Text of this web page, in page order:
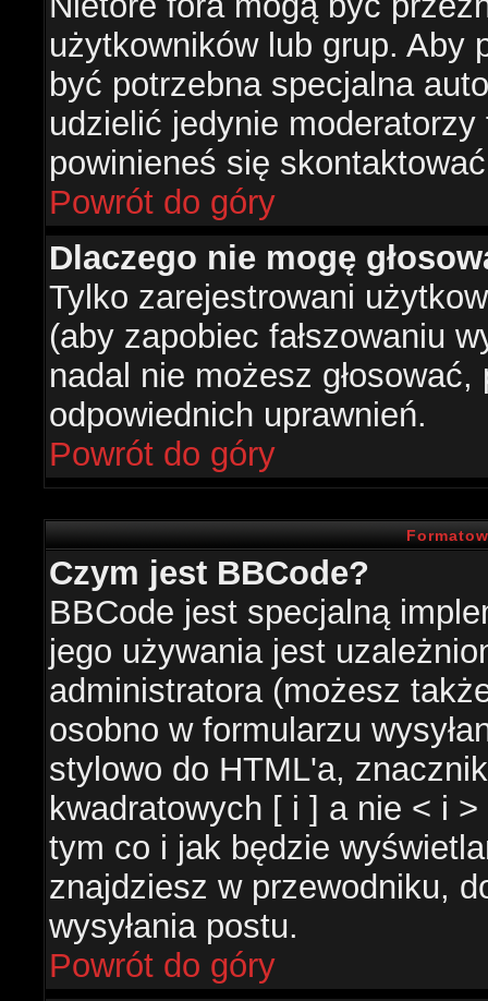
użytkowników lub grup. Aby
być potrzebna specjalna
udzielić jedynie
powinieneś się
Powrót do góry
Dlaczego nie mogę
Tylko zarejestrowani
(aby zapobiec fałszowaniu
nadal nie możesz
odpowiednich uprawnień.
Powrót do góry
Czym jest BBCode?
BBCode jest specjalną
jego używania jest
administratora (możesz
osobno w formularzu
stylowo do HTML'a,
kwadratowych [ i ] a nie < i
tym co i jak będzie
znajdziesz w przewodniku,
wysyłania postu.
Powrót do góry